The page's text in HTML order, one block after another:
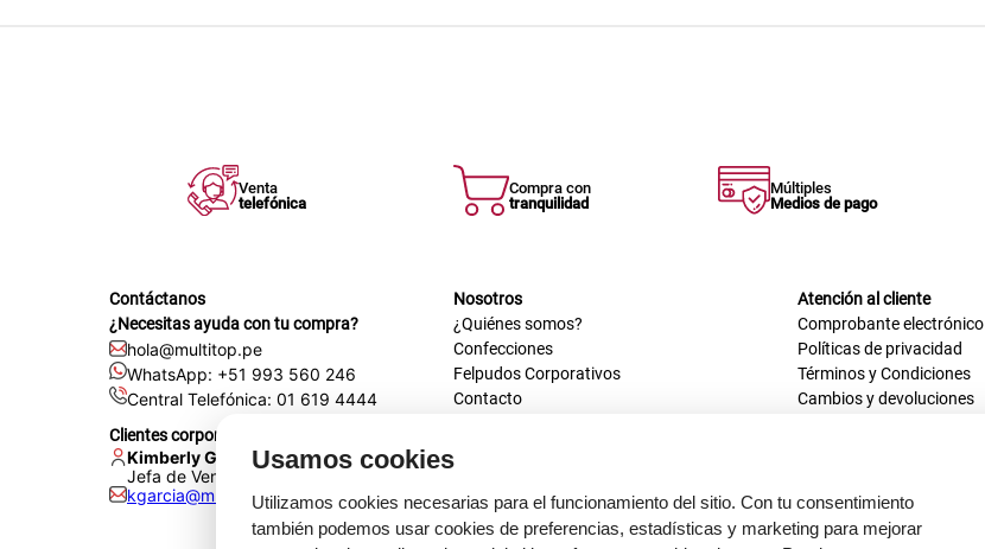
Usamos cookies
Utilizamos cookies necesarias para el funcionamiento del sitio. Con tu consentimiento
también podemos usar cookies de preferencias, estadísticas y marketing para mejorar
Venta
telefónica
Compra con
tranquilidad
Múltiples
Medios de pago
Contáctanos
¿Necesitas ayuda con tu compra?
hola@multitop.pe
WhatsApp: +51 993 560 246
Central Telefónica: 01 619 4444
Clientes corporativos
Kimberly Garcia
Jefa de Ventas Empresas
kgarcia@multitop.pe
Nosotros
¿Quiénes somos?
Confecciones
Felpudos Corporativos
Contacto
Tienda física
Av. Iquitos 670 - 699, La Victoria
Atención al cliente
Comprobante electrónico
Políticas de privacidad
Términos y Condiciones
Cambios y devoluciones